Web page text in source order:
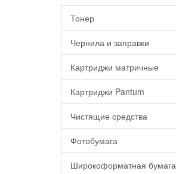
Тонер
Чернила и заправки
Картриджи матричные
Картриджи Pantum
Чистящие средства
Фотобумага
Широкоформатная бумага